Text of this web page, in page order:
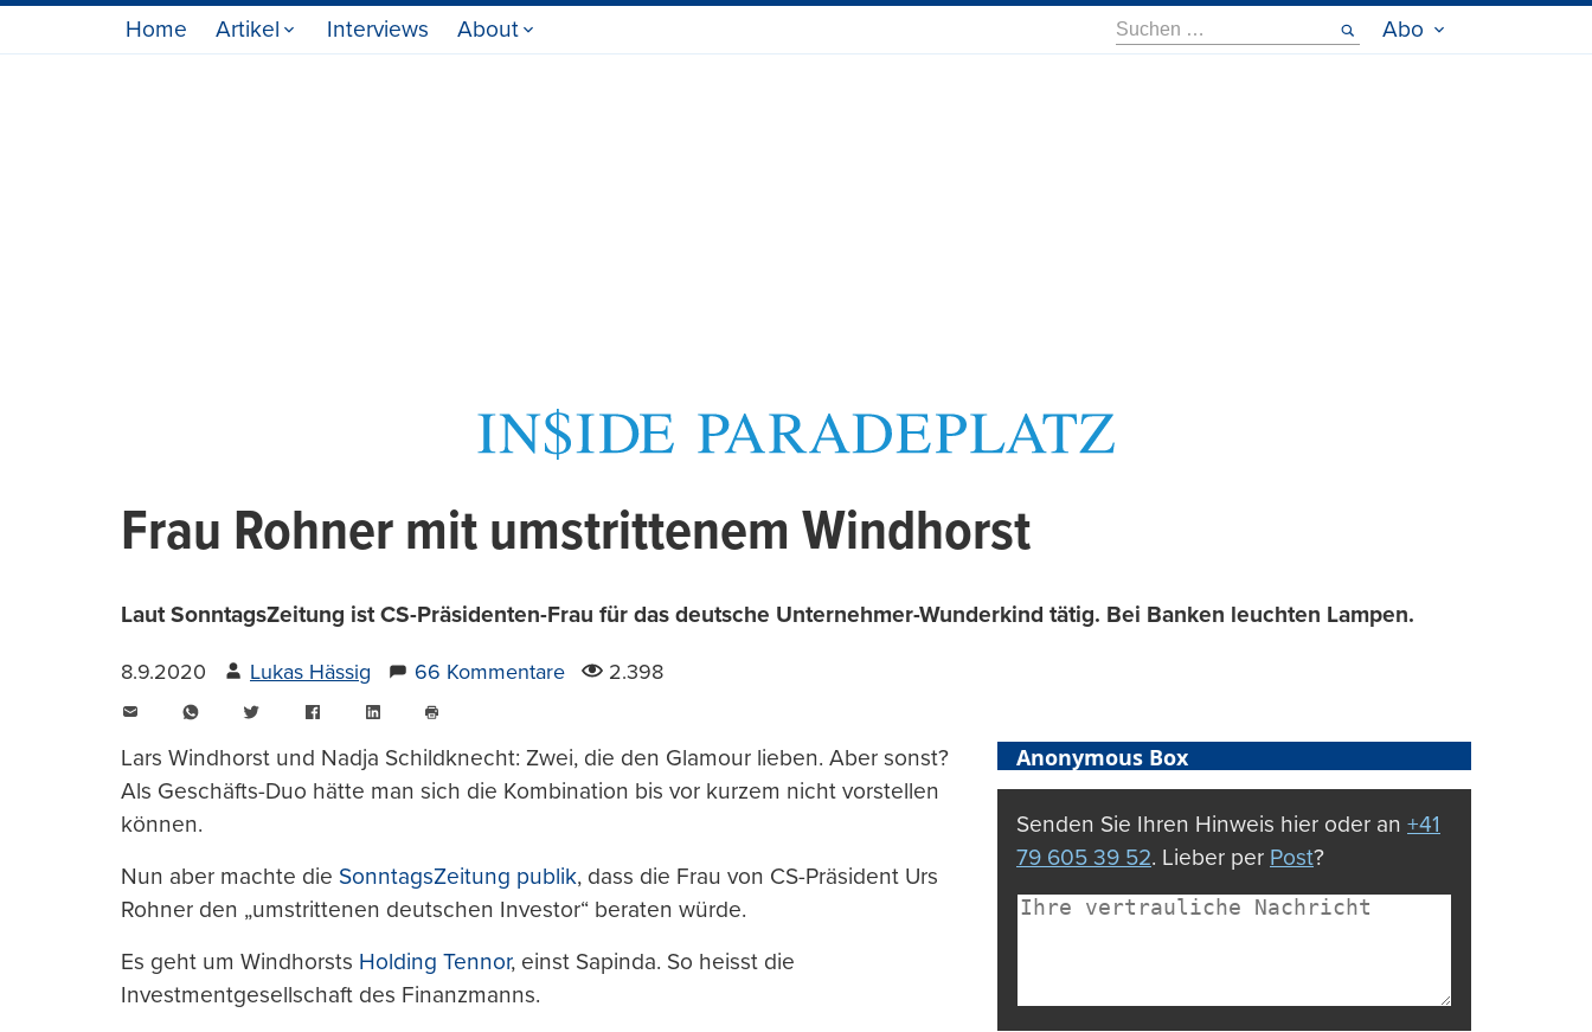
Home Artikel Interviews About
Suche
nach:
Abo
Frau Rohner mit umstrittenem Windhorst
Laut SonntagsZeitung ist CS-Präsidenten-Frau für das deutsche Unternehmer-Wunderkind tätig. Bei Banken leuchten Lampen.
8.9.2020 Lukas Hässig 66 Kommentare 2.398
WhatsAppTwitter FacebookLinkedIn
drucken
Lars Windhorst und Nadja Schildknecht: Zwei, die den Glamour lieben. Aber sonst?
Als Geschäfts-Duo hätte man sich die Kombination bis vor kurzem nicht vorstellen
können.
Nun aber machte die SonntagsZeitung publik, dass die Frau von CS-Präsident Urs
Rohner den „umstrittenen deutschen Investor“ beraten würde.
Es geht um Windhorsts Holding Tennor, einst Sapinda. So heisst die
Investmentgesellschaft des Finanzmanns.
Anonymous Box
Senden Sie Ihren Hinweis hier oder an +41
79 605 39 52. Lieber per Post?